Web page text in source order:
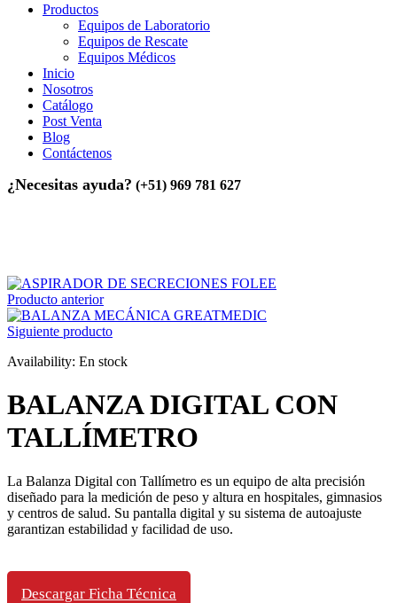
Productos
Equipos de Laboratorio
Equipos de Rescate
Equipos Médicos
Inicio
Nosotros
Catálogo
Post Venta
Blog
Contáctenos
¿Necesitas ayuda? (+51) 969 781 627
Producto anterior
Siguiente producto
Availability: En stock
BALANZA DIGITAL CON
TALLÍMETRO
La Balanza Digital con Tallímetro es un equipo de alta precisión
diseñado para la medición de peso y altura en hospitales, gimnasios
y centros de salud. Su pantalla digital y su sistema de autoajuste
garantizan estabilidad y facilidad de uso.
Descargar Ficha Técnica